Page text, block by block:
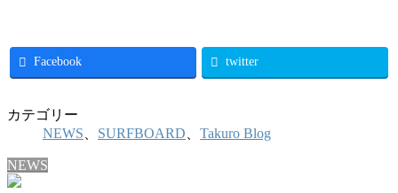
Facebook twitter
カテゴリー
NEWS
SURFBOARD Takuro Blog
NEWS